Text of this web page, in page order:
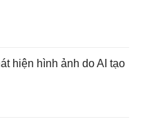
hiện hình ảnh do AI tạo